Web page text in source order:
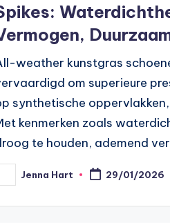
weather kunstgras
om superieure
synthetische
kenmerken zoals
te houden, ademend
Jenna Hart 29/01/2026